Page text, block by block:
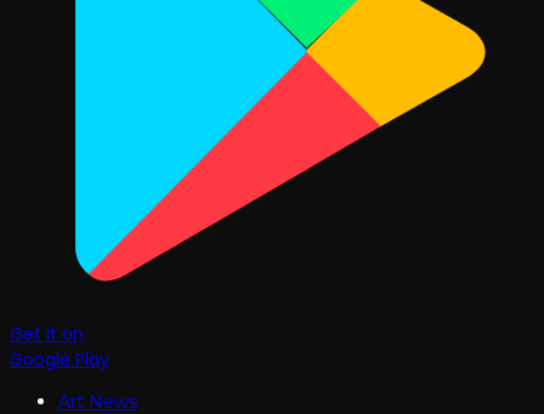
Get it on
Google Play
Art News